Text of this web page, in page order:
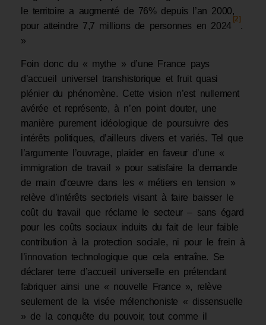
le territoire a augmenté de 76% depuis l’an 2000,
pour atteindre 7,7 millions de personnes en 2024
[2]
.
»
Foin donc du « mythe » d’une France pays
d’accueil universel transhistorique et fruit quasi
plénier du phénomène. Cette vision n’est nullement
avérée et représente, à n’en point douter, une
manière purement idéologique de poursuivre des
intérêts politiques, d’ailleurs divers et variés. Tel que
l’argumente l’ouvrage, plaider en faveur d’une «
immigration de travail » pour satisfaire la demande
de main d’œuvre dans les « métiers en tension »
relève d’intérêts sectoriels visant à faire baisser le
coût du travail que réclame le secteur – sans égard
pour les coûts sociaux induits du fait de leur faible
contribution à la protection sociale, ni pour le frein à
l’innovation technologique que cela entraîne. Se
déclarer terre d’accueil universelle en prétendant
fabriquer ainsi une « nouvelle France », relève
seulement de la visée mélenchoniste « dissensuelle
» de la conquête du pouvoir, tout comme il